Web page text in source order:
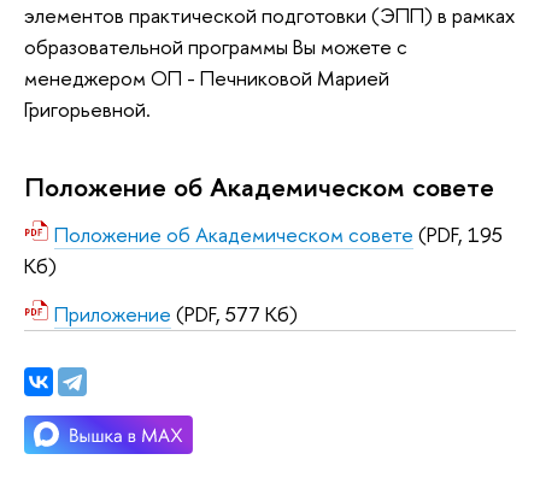
элементов практической подготовки (ЭПП) в рамках
образовательной программы Вы можете с
менеджером ОП - Печниковой Марией
Григорьевной.
Положение об Академическом совете
Положение об Академическом совете (PDF, 195
Кб)
Приложение (PDF, 577 Кб)